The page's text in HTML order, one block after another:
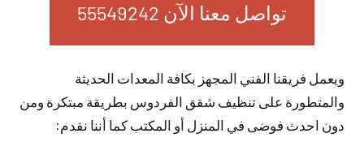
تواصل معنا الآن 55549242
ويعمل فريقنا الفني المجهز بكافة المعدات الحديثة
والمتطورة على تنظيف شقق الفردوس بطريقة مبتكرة ومن
دون احدث فوضى في المنزل أو المكتب كما أننا نقدم: